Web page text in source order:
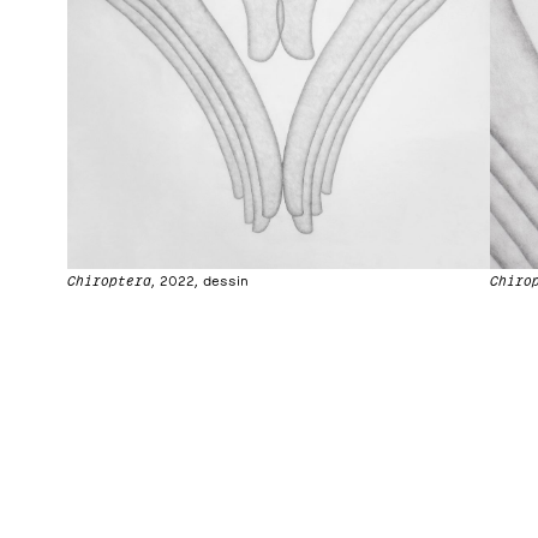
Chiroptera , 2022, dessin